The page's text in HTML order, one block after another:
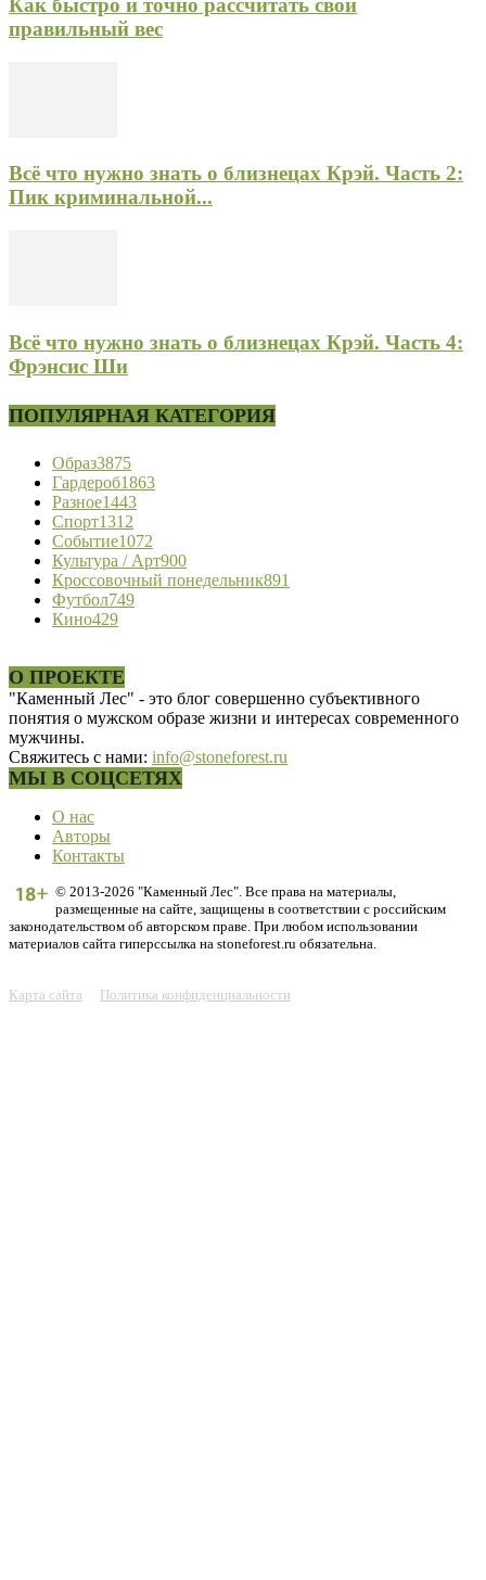
Как быстро и точно рассчитать свой
правильный вес
Всё что нужно знать о близнецах Крэй. Часть 2:
Пик криминальной...
Всё что нужно знать о близнецах Крэй. Часть 4:
Фрэнсис Ши
ПОПУЛЯРНАЯ КАТЕГОРИЯ
Образ3875
Гардероб1863
Разное1443
Спорт1312
Событие1072
Культура / Арт900
Кроссовочный понедельник891
Футбол749
Кино429
О ПРОЕКТЕ
"Каменный Лес" - это блог совершенно субъективного
понятия о мужском образе жизни и интересах современного
мужчины.
Свяжитесь с нами: info@stoneforest.ru
МЫ В СОЦСЕТЯХ
О нас
Авторы
Контакты
© 2013-2026 "Каменный Лес". Все права на материалы,
размещенные на сайте, защищены в соответствии с российским
законодательством об авторском праве. При любом использовании
материалов сайта гиперссылка на stoneforest.ru обязательна.
Карта сайта Политика конфиденциальности